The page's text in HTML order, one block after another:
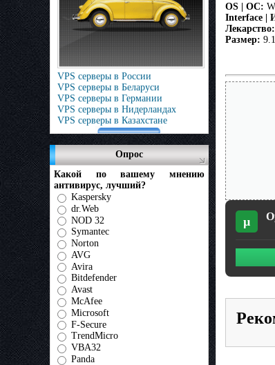
VPS серверы в России
VPS серверы в Беларуси
VPS серверы в Германии
VPS серверы в Нидерландах
VPS серверы в Казахстане
Опрос
Какой по вашему мнению
антивирус, лучший?
Kaspersky
dr.Web
NOD 32
Symantec
Norton
AVG
Avira
Bitdefender
Avast
McAfee
Microsoft
F-Secure
TrendMicro
VBA32
Panda
ОS | OC:
Interface |
Лекарство:
Размер:
µ